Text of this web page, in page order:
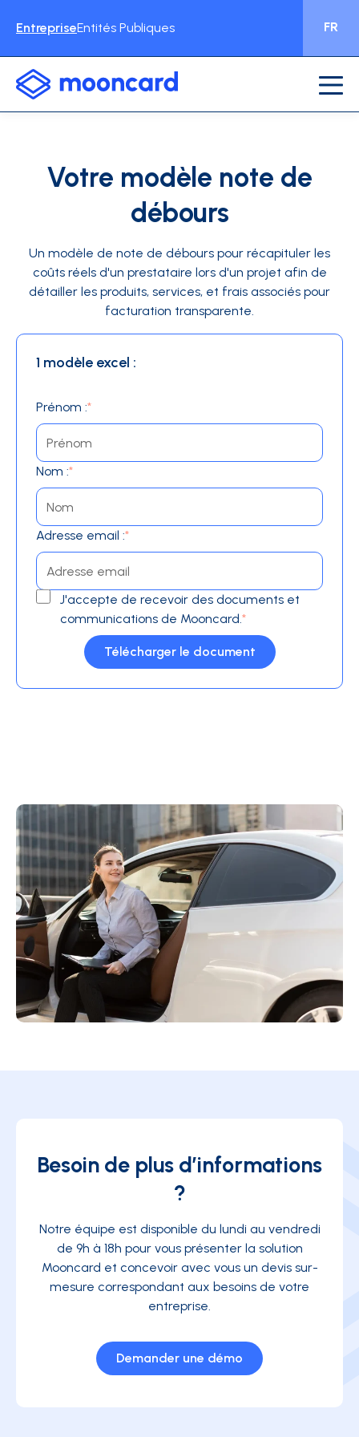
EntrepriseEntités Publiques FR
Votre modèle note de
débours
Un modèle de note de débours pour récapituler les
coûts réels d'un prestataire lors d'un projet afin de
détailler les produits, services, et frais associés pour
facturation transparente.
1 modèle excel :
Prénom :*
Nom :*
Adresse email :*
J'accepte de recevoir des documents et
communications de Mooncard.*
Télécharger le document
Besoin de plus d’informations
?
Notre équipe est disponible du lundi au vendredi
de 9h à 18h pour vous présenter la solution
Mooncard et concevoir avec vous un devis sur-
mesure correspondant aux besoins de votre
entreprise.
Demander une démo